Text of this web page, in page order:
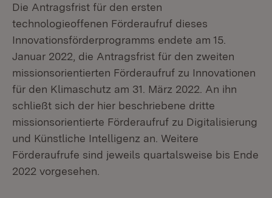
Die Antragsfrist für den ersten
technologieoffenen Förderaufruf dieses
Innovationsförderprogramms endete am 15.
Januar 2022, die Antragsfrist für den zweiten
missionsorientierten Förderaufruf zu Innovationen
für den Klimaschutz am 31. März 2022. An ihn
schließt sich der hier beschriebene dritte
missionsorientierte Förderaufruf zu Digitalisierung
und Künstliche Intelligenz an. Weitere
Förderaufrufe sind jeweils quartalsweise bis Ende
2022 vorgesehen.